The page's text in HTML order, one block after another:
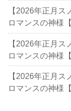
【2026年正月
ロマンスの神様
【2026年正月
ロマンスの神様
【2026年正月
ロマンスの神様